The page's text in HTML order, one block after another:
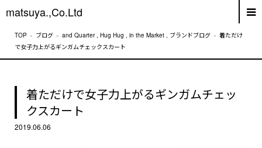
matsuya.,Co.Ltd
ブログ and Quarter , Hug Hug , in the Market , ブランドブログ
着ただけ
で女子力上がるギンガムチェックスカート
着ただけで女子力上がるギンガムチェッ
クスカート
2019.06.06